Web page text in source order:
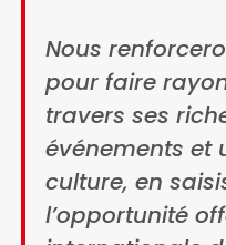
Nous
pour faire
travers ses
événements et
culture, en
l’opportunité